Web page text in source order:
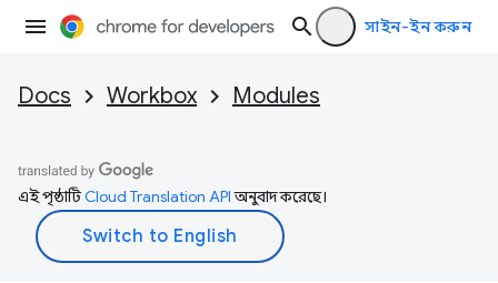
সাইন-ইন করুন
Docs Workbox Modules
এই পৃষ্ঠাটিCloud Translation APIঅনুবাদ করেছে।